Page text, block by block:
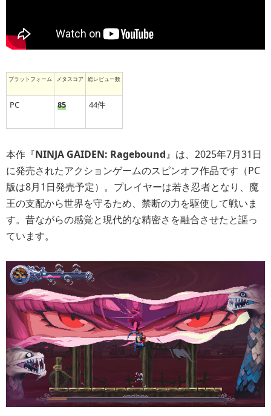
プラットフォーム メタスコア 総レビュー数
PC 85 44件
本作『NINJA GAIDEN: Ragebound』は、2025年7月31日
に発売されたアクションゲームのスピンオフ作品です（PC
版は8月1日発売予定）。プレイヤーは若き忍者となり、魔
王の支配から世界を守るため、禁断の力を駆使して戦いま
す。昔ながらの感覚と現代的な精密さを融合させたと謳っ
ています。